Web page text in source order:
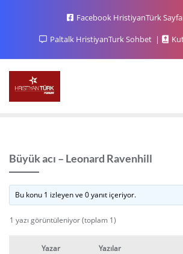
Facebook HristiyanTürk
Paltalk HristiyanTurk Sohbet
Büyük acı – Leonard Ravenhill
Bu konu 1 izleyen ve 0 yanıt içeriyor.
1 yazı görüntüleniyor (toplam 1)
Yazar Yazılar